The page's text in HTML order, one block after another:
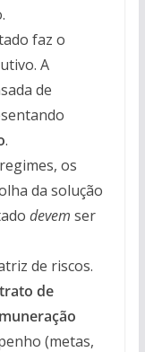
faz o
A
de
.
os
da solução
devem ser
de riscos.
de
(metas,